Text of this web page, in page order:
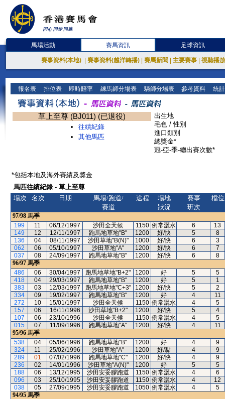
馬場活動 賽馬資訊 足球資訊
賽事資料(本地) 賽事資料(越洋轉播) 賽馬新聞 主要賽事 視聽播
報名表 排位表 即時賠率 練馬師分場表 騎師分場表 參考資料 統
草上至尊 (BJ011) (已退役)
往績紀錄
其他馬匹
出生地
毛色 / 性別
進口類別
總獎金*
冠-亞-季-總出賽次數*
*包括本地及海外賽績及獎金
馬匹往績紀錄 - 草上至尊
場次
名次 日期
馬場/跑道/
賽道
途程
場地
狀況
賽事
班次
檔位
97/98 馬季
199
11 06/12/1997 沙田全天候 1150 例常灑水 6
13
149
12 12/11/1997 跑馬地草地"B" 1200 好/快 5
8
136
04 08/11/1997 沙田草地"B(N)" 1000 好/快 6
3
062
06 05/10/1997 沙田草地"A" 1200 好/快 6
7
037
08 24/09/1997 跑馬地草地"B" 1200 好/快 6
8
96/97 馬季
486
06 30/04/1997 跑馬地草地"B+2" 1200 好 5
5
418
04 29/03/1997 跑馬地草地"B" 1200 好 5
1
383
03 12/03/1997 跑馬地草地"C+3" 1200 好/快 5
2
334
09 19/02/1997 跑馬地草地"B" 1200 好 4
11
272
10 15/01/1997 沙田全天候 1150 例常灑水 4
5
157
06 16/11/1996 沙田草地"B+2" 1200 好/快 5
4
107
06 23/10/1996 沙田全天候 1150 例常灑水 4
5
015
07 11/09/1996 跑馬地草地"A" 1200 好/快 4
11
95/96 馬季
538
04 05/06/1996 跑馬地草地"B" 1200 好 4
9
324
11 25/02/1996 沙田草地"A" 1200 好/黏 4
9
289
01 07/02/1996 跑馬地草地"C" 1200 好/快 4
9
236
02 14/01/1996 沙田草地"A(N)" 1200 好 5
5
188
06 13/12/1995 沙田安妥膠跑道 1150 例常灑水 4
6
096
03 25/10/1995 沙田安妥膠跑道 1150 例常灑水 4
12
038
05 27/09/1995 沙田安妥膠跑道 1050 例常灑水 4
5
94/95 馬季